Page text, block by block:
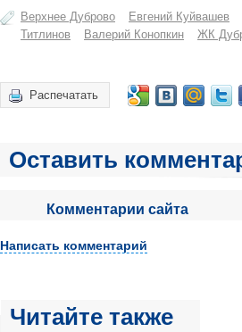
Верхнее Дуброво Евгений Куйвашев
Титлинов
Валерий Конопкин ЖК
Распечатать
Оставить
Комментарии сайта
Написать комментарий
Читайте также